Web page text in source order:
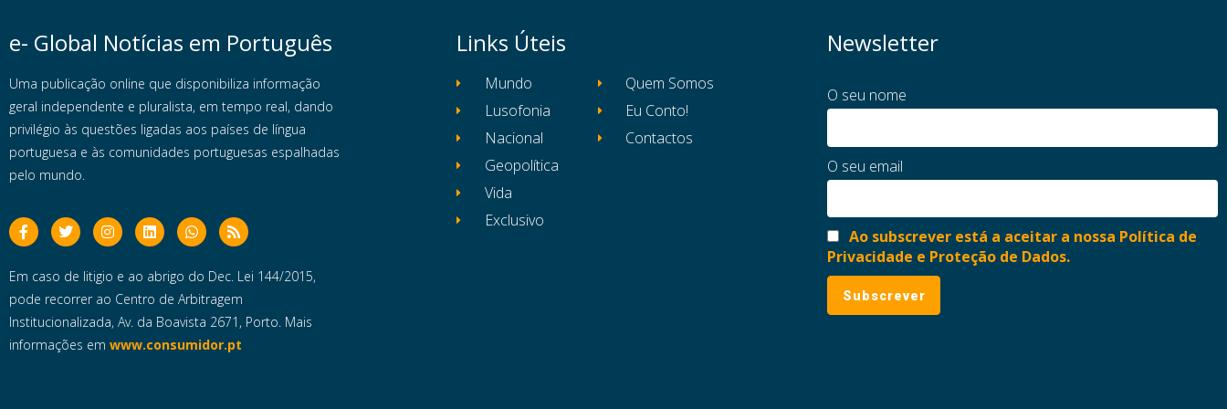
e- Global Notícias em Português
Uma publicação online que disponibiliza informação
geral independente e pluralista, em tempo real, dando
privilégio às questões ligadas aos países de língua
portuguesa e às comunidades portuguesas espalhadas
pelo mundo.
Em caso de litigio e ao abrigo do Dec. Lei 144/2015,
pode recorrer ao Centro de Arbitragem
Institucionalizada, Av. da Boavista 2671, Porto. Mais
informações em www.consumidor.pt
Links Úteis
Mundo
Lusofonia
Nacional
Geopolítica
Vida
Exclusivo
Quem Somos
Eu Conto!
Contactos
Newsletter
O seu nome
O seu email
Ao subscrever está a aceitar a nossa Política de
Privacidade e Proteção de Dados.